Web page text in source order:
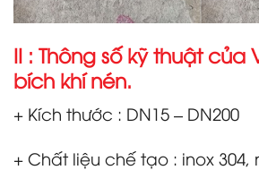
II : Thông số kỹ thuật của
bích khí nén.
+ Kích thước : DN15 – DN200
+ Chất liệu chế tạo : inox 304,